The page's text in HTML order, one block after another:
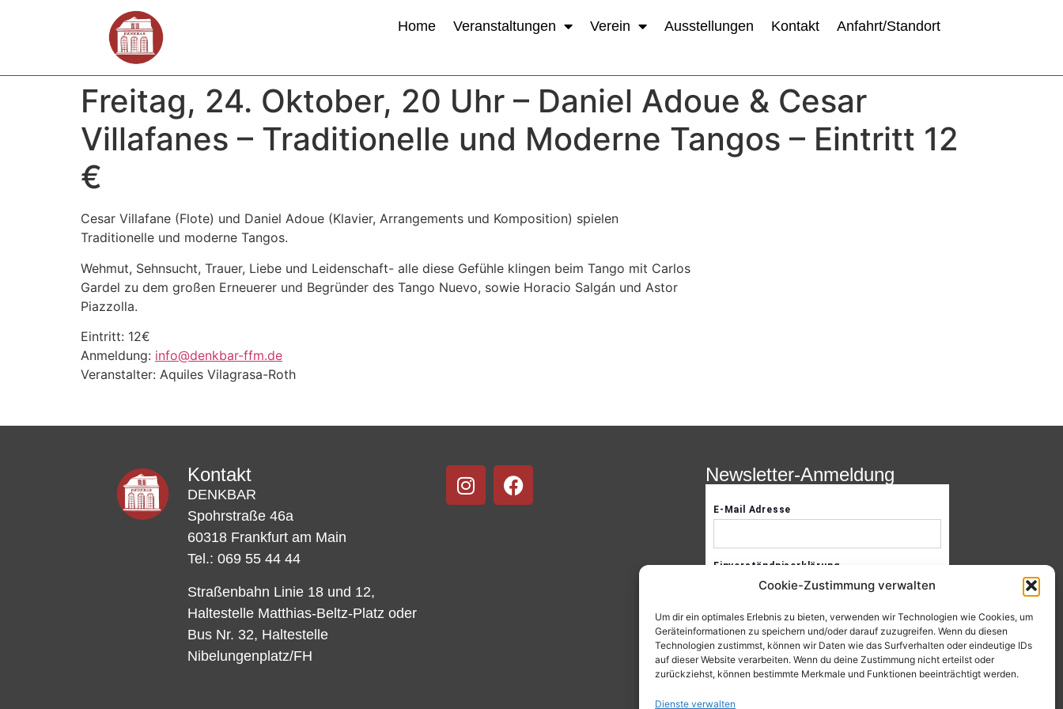
Cookie-Zustimmung verwalten
Um dir ein optimales Erlebnis zu bieten, verwenden wir Technologien wie Cookies, um
Geräteinformationen zu speichern und/oder darauf zuzugreifen. Wenn du diesen
Technologien zustimmst, können wir Daten wie das Surfverhalten oder eindeutige IDs
auf dieser Website verarbeiten. Wenn du deine Zustimmung nicht erteilst oder
zurückziehst, können bestimmte Merkmale und Funktionen beeinträchtigt werden.
Dienste verwalten
Home Veranstaltungen Verein Ausstellungen Kontakt Anfahrt/Standort
Freitag, 24. Oktober, 20 Uhr – Daniel Adoue & Cesar
Villafanes – Traditionelle und Moderne Tangos – Eintritt 12
€
Cesar Villafane (Flote) und Daniel Adoue (Klavier, Arrangements und Komposition) spielen
Traditionelle und moderne Tangos.
Wehmut, Sehnsucht, Trauer, Liebe und Leidenschaft- alle diese Gefühle klingen beim Tango mit Carlos
Gardel zu dem großen Erneuerer und Begründer des Tango Nuevo, sowie Horacio Salgán und Astor
Piazzolla.
Eintritt: 12€
Anmeldung: info@denkbar-ffm.de
Veranstalter: Aquiles Vilagrasa-Roth
Kontakt
DENKBAR
Spohrstraße 46a
60318 Frankfurt am Main
Tel.: 069 55 44 44
Straßenbahn Linie 18 und 12,
Haltestelle Matthias-Beltz-Platz oder
Bus Nr. 32, Haltestelle
Nibelungenplatz/FH
Newsletter-Anmeldung